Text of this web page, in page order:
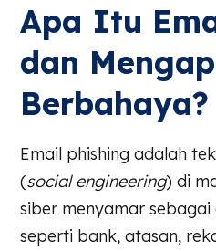
Apa Itu
dan
Berbahaya?
Email phishing adalah
(social engineering) di
siber menyamar
seperti bank, atasan,